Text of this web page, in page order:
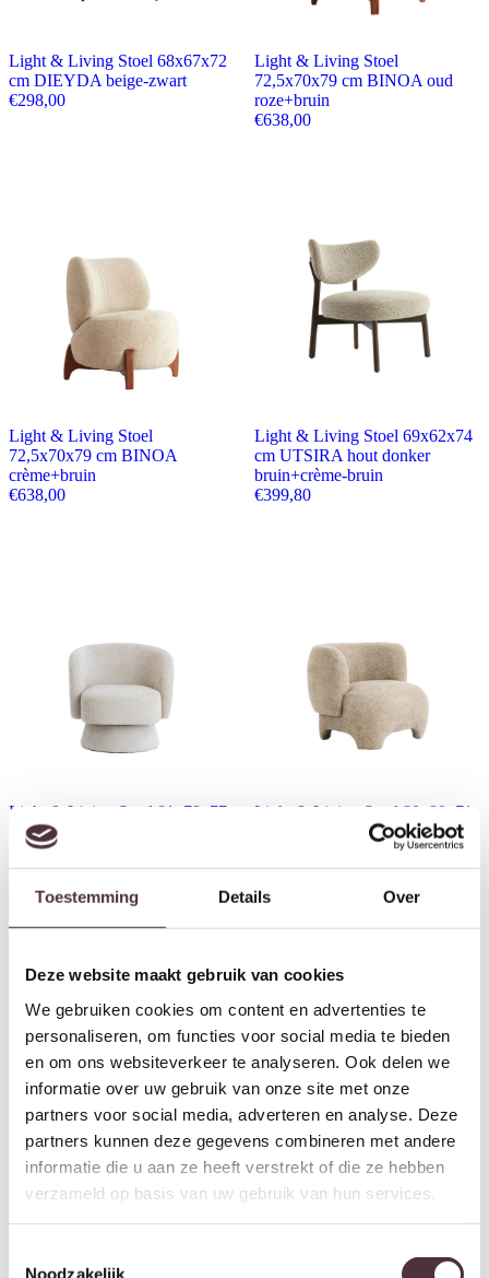
Toestemming Details Over
Deze website maakt gebruik van cookies
We gebruiken cookies om content en advertenties te
personaliseren, om functies voor social media te bieden
en om ons websiteverkeer te analyseren. Ook delen we
informatie over uw gebruik van onze site met onze
partners voor social media, adverteren en analyse. Deze
partners kunnen deze gegevens combineren met andere
informatie die u aan ze heeft verstrekt of die ze hebben
verzameld op basis van uw gebruik van hun services.
Noodzakelijk
Light & Living Stoel 68x67x72
cm DIEYDA beige-zwart
€298,00
Light & Living Stoel
72,5x70x79 cm BINOA oud
roze+bruin
€638,00
Light & Living Stoel
72,5x70x79 cm BINOA
crème+bruin
€638,00
Light & Living Stoel 69x62x74
cm UTSIRA hout donker
bruin+crème-bruin
€399,80
Light & Living Stoel 81x78x77
cm TURDA beige
398,00
Light & Living Stoel 80x80x71
cm ZENICA licht bruin
Light & Living Stoel 80x80x71
cm ZENICA crème
Light & Living Stoel
100x98x72 cm AMARA velvet
€1.158,00